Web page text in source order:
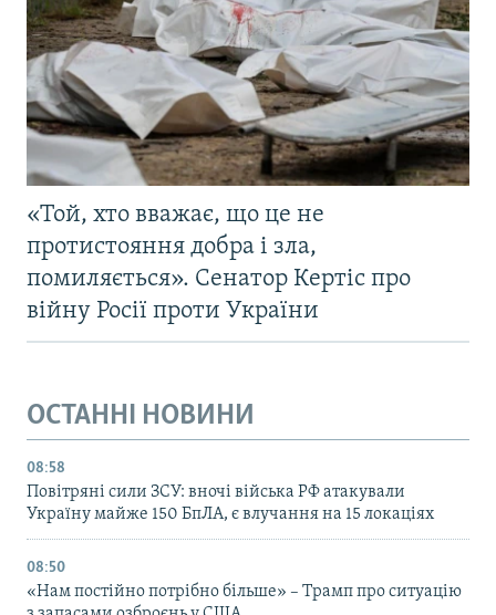
«Той, хто вважає, що це не
протистояння добра і зла,
помиляється». Сенатор Кертіс про
війну Росії проти України
ОСТАННІ НОВИНИ
08:58
Повітряні сили ЗСУ: вночі війська РФ атакували
Україну майже 150 БпЛА, є влучання на 15 локаціях
08:50
«Нам постійно потрібно більше» – Трамп про ситуацію